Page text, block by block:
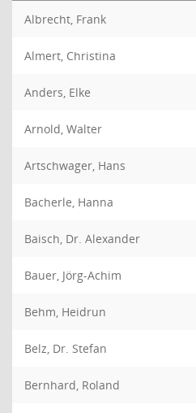
Albrecht, Frank
Almert, Christina
Anders, Elke
Arnold, Walter
Artschwager, Hans
Bacherle, Hanna
Baisch, Dr. Alexander
Bauer, Jörg-Achim
Behm, Heidrun
Belz, Dr. Stefan
Bernhard, Roland